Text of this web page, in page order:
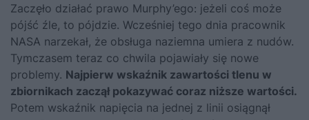
Zaczęło działać prawo Murphy’ego: jeżeli coś może
pójść źle, to pójdzie. Wcześniej tego dnia pracownik
NASA narzekał, że obsługa naziemna umiera z nudów.
Tymczasem teraz co chwila pojawiały się nowe
problemy. Najpierw wskaźnik zawartości tlenu w
zbiornikach zaczął pokazywać coraz niższe wartości.
Potem wskaźnik napięcia na jednej z linii osiągnął